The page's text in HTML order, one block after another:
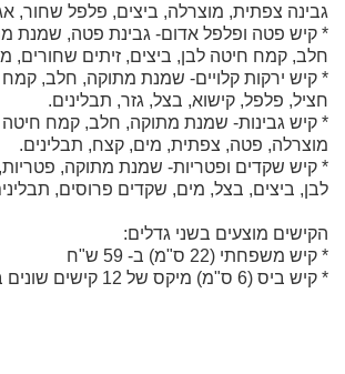
גבינה צפתית, מוצרלה, ביצים, פלפל שחור,
* קיש פטה ופלפל אדום- גבינת פטה, שמנת
חלב, קמח חיטה לבן, ביצים, זיתים שחורים,
* קיש ירקות קלויים- שמנת מתוקה, חלב, קמח
חציל, פלפל, קישוא, בצל, גזר, תבלינים.
* קיש גבינות- שמנת מתוקה, חלב, קמח חיטה
מוצרלה, פטה, צפתית, מים, קצח, תבלינים.
* קיש שקדים ופטריות- שמנת מתוקה,
לבן, ביצים, בצל, מים, שקדים פרוסים,
הקישים מוצעים בשני גדלים:
* קיש משפחתי (22 ס"מ) ב- 59 ש"ח
* קיש ביס (6 ס"מ) מיקס של 12 קישים שונים ב-59 ש"ח